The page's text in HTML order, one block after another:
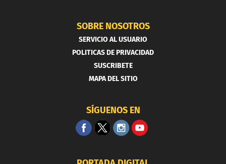
SOBRE NOSOTROS
SERVICIO AL USUARIO
POLITICAS DE PRIVACIDAD
SUSCRIBETE
MAPA DEL SITIO
SÍGUENOS EN